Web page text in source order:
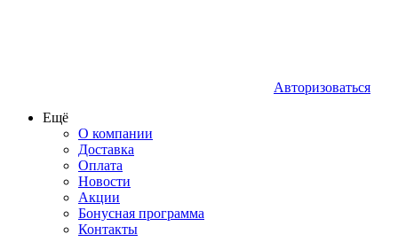
Авторизоваться
Ещё
О компании
Доставка
Оплата
Новости
Акции
Бонусная программа
Контакты